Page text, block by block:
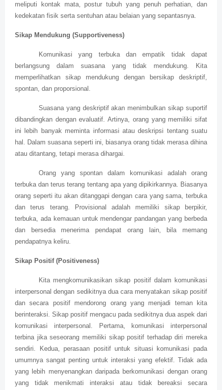
meliputi kontak mata, postur tubuh yang penuh perhatian, dan
kedekatan fisik serta sentuhan atau belaian yang sepantasnya.
Sikap Mendukung (Supportiveness)
Komunikasi yang terbuka dan empatik tidak dapat
berlangsung dalam suasana yang tidak mendukung. Kita
memperlihatkan sikap mendukung dengan bersikap deskriptif,
spontan, dan proporsional.
Suasana yang deskriptif akan menimbulkan sikap suportif
dibandingkan dengan evaluatif. Artinya, orang yang memiliki sifat
ini lebih banyak meminta informasi atau deskripsi tentang suatu
hal. Dalam suasana seperti ini, biasanya orang tidak merasa dihina
atau ditantang, tetapi merasa dihargai.
Orang yang spontan dalam komunikasi adalah orang
terbuka dan terus terang tentang apa yang dipikirkannya. Biasanya
orang seperti itu akan ditanggapi dengan cara yang sama, terbuka
dan terus terang. Provisional adalah memiliki sikap berpikir,
terbuka, ada kemauan untuk mendengar pandangan yang berbeda
dan bersedia menerima pendapat orang lain, bila memang
pendapatnya keliru.
Sikap Positif (Positiveness)
Kita mengkomunikasikan sikap positif dalam komunikasi
interpersonal dengan sedikitnya dua cara menyatakan sikap positif
dan secara positif mendorong orang yang menjadi teman kita
berinteraksi. Sikap positif mengacu pada sedikitnya dua aspek dari
komunikasi interpersonal. Pertama, komunikasi interpersonal
terbina jika seseorang memiliki sikap positif terhadap diri mereka
sendiri. Kedua, perasaan positif untuk situasi komunikasi pada
umumnya sangat penting untuk interaksi yang efektif. Tidak ada
yang lebih menyenangkan daripada berkomunikasi dengan orang
yang tidak menikmati interaksi atau tidak bereaksi secara